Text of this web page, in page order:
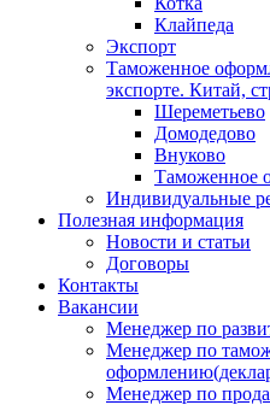
Клайпеда
Экспорт
Таможенное
экспорте. Китай,
Шереметьево
Домодедово
Внуково
Таможенное
Индивидуальные
Полезная информация
Новости и статьи
Договоры
Контакты
Вакансии
Менеджер по
Менеджер по
Менеджер по